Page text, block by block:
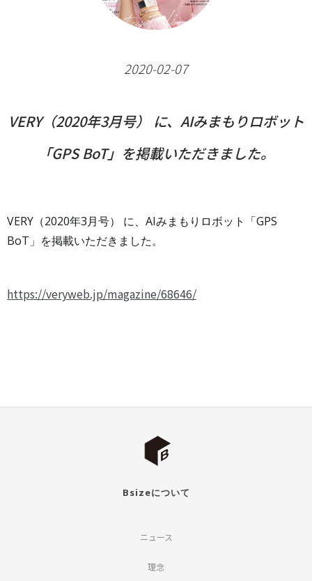
2020-02-07
VERY（2020年3月号） に、AIみまもりロボット
「GPS BoT」を掲載いただきました。
VERY（2020年3月号） に、AIみまもりロボット「GPS
BoT」を掲載いただきました。
https://veryweb.jp/magazine/68646/
Bsizeについて
ニュース
理念